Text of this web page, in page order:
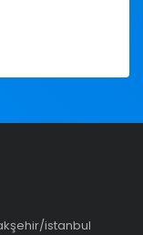
i̇stanbul